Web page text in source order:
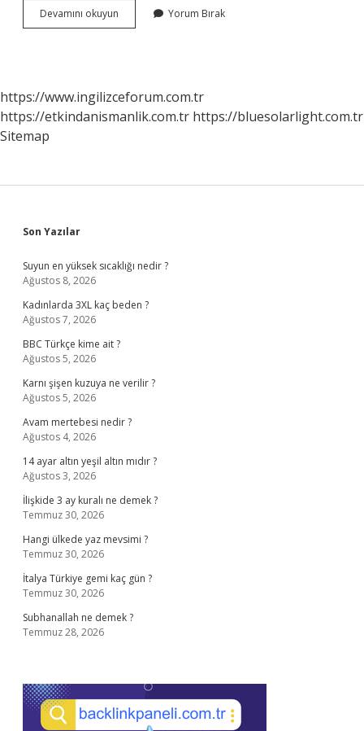
Devamını okuyun
Check-
Almaya
Gerek
Yorum Bırak
https://www.ingilizceforum.com.tr
https://etkindanismanlik.com.tr https://bluesolarlight.com.tr
Sitemap
Sidebar
Son Yazılar
Suyun en yüksek sıcaklığı nedir ?
Ağustos 8, 2026
Kadınlarda 3XL kaç beden ?
Ağustos 7, 2026
BBC Türkçe kime ait ?
Ağustos 5, 2026
Karnı şişen kuzuya ne verilir ?
Ağustos 5, 2026
Avam mertebesi nedir ?
Ağustos 4, 2026
14 ayar altın yeşil altın mıdır ?
Ağustos 3, 2026
İlişkide 3 ay kuralı ne demek ?
Temmuz 30, 2026
Hangi ülkede yaz mevsimi ?
Temmuz 30, 2026
İtalya Türkiye gemi kaç gün ?
Temmuz 30, 2026
Subhanallah ne demek ?
Temmuz 28, 2026